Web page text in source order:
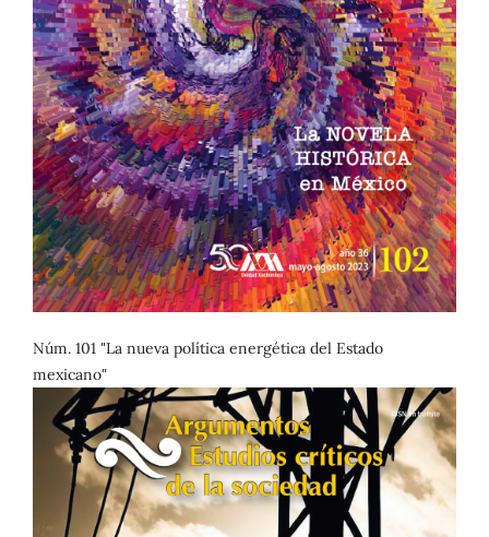
Núm. 101 "La nueva política energética del Estado
mexicano"